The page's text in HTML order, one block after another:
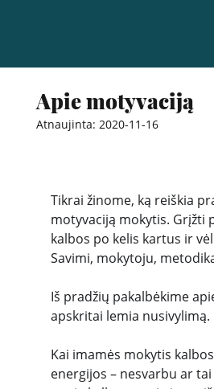
Apie motyvaciją
Atnaujinta: 2020-11-16
Tikrai žinome, ką reiškia
motyvaciją mokytis. Grįžti
kalbos po kelis kartus ir
Savimi, mokytoju,
Iš pradžių pakalbėkime
apskritai lemia nusivylimą.
Kai imamės mokytis
energijos – nesvarbu ar